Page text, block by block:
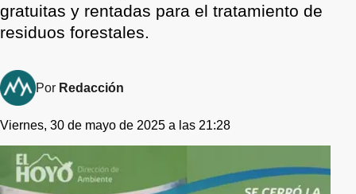
gratuitas y rentadas para el tratamiento de
residuos forestales.
Por Redacción
Viernes, 30 de mayo de 2025 a las 21:28